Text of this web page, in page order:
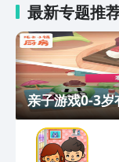
最新专题推
亲子游戏0-3岁